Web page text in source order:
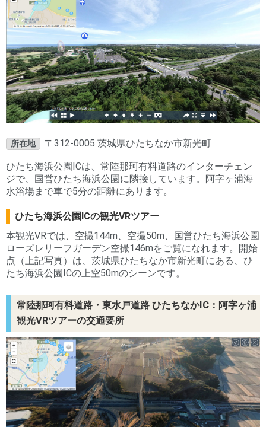
所在地 〒312-0005 茨城県ひたちなか市新光町
ひたち海浜公園ICは、常陸那珂有料道路のインターチェン
ジで、国営ひたち海浜公園に隣接しています。阿字ヶ浦海
水浴場まで車で5分の距離にあります。
ひたち海浜公園ICの観光VRツアー
本観光VRでは、空撮144m、空撮50m、国営ひたち海浜公園
ローズレリーフガーデン空撮146mをご覧になれます。開始
点（上記写真）は、茨城県ひたちなか市新光町にある、ひ
たち海浜公園ICの上空50mのシーンです。
常陸那珂有料道路・東水戸道路 ひたちなかIC：阿字ヶ浦
観光VRツアーの交通要所